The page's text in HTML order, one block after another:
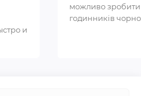
и
можливо
годинників